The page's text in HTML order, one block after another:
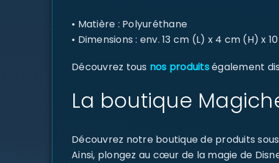
• Matière : Polyuréthane
• Dimensions : env. 13 cm (L) x 4 cm (H) x
Découvrez tous nos produitségalement
La boutique
Découvrez notre boutique de produits
Ainsi, plongez au cœur de la magie de